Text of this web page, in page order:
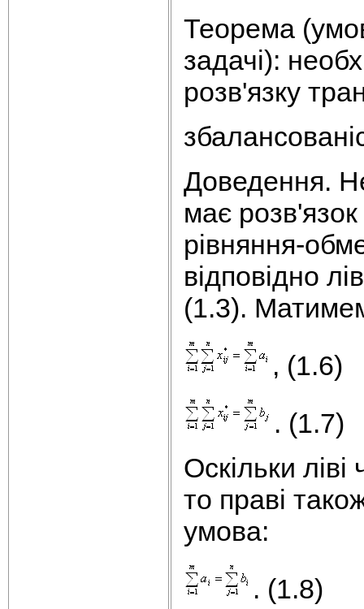
Теорема
задачі):
розв'язку
Доведення.
має розв'язок
рівняння-
відповідно
(1.3).
, (1.6)
. (1.7)
Оскільки
то праві
умова:
. (1.8)